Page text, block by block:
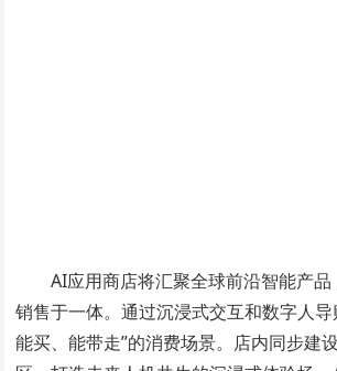
AI应用商店将汇聚全球前沿智能产
销售于一体。通过沉浸式交互和数字人导
能买、能带走”的消费场景。店内同步建